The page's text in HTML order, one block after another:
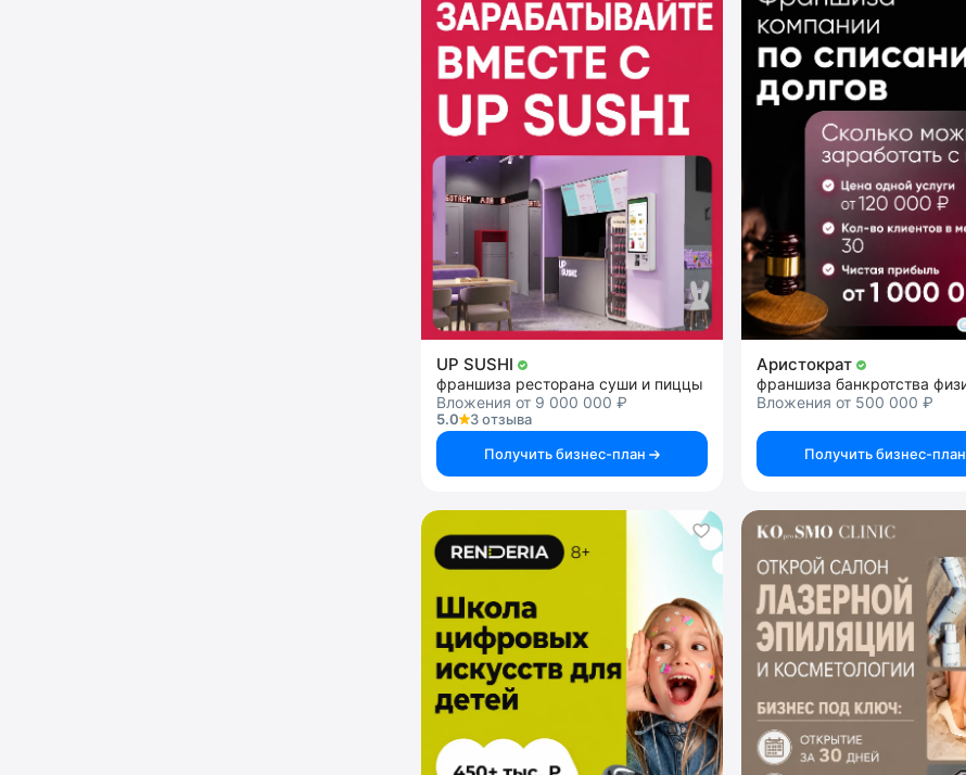
UP SUSHI
франшиза ресторана суши и пиццы
Вложения от 9 000 000 ₽
5.0
3 отзыва
Получить бизнес-план
Аристократ
Вложения от 500 000 ₽
Получить бизнес-план